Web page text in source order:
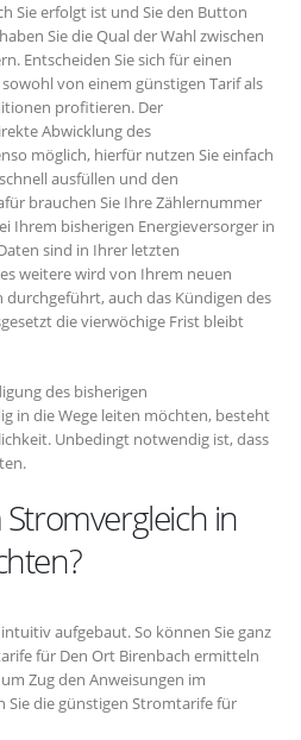
Sie erfolgt ist und Sie den Button
Sie die Qual der Wahl zwischen
Entscheiden Sie sich für einen
von einem günstigen Tarif als
profitieren. Der
Abwicklung des
möglich, hierfür nutzen Sie einfach
ausfüllen und den
brauchen Sie Ihre Zählernummer
Ihrem bisherigen Energieversorger in
sind in Ihrer letzten
weitere wird von Ihrem neuen
durchgeführt, auch das Kündigen des
die vierwöchige Frist bleibt
des bisherigen
in die Wege leiten möchten, besteht
Unbedingt notwendig ist, dass
in
aufgebaut. So können Sie ganz
für Den Ort Birenbach ermitteln
Zug den Anweisungen im
Sie die günstigen Stromtarife für